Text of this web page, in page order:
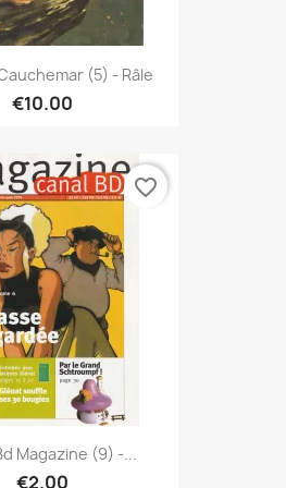
(5) - Râle
€10.00
Magazine (9) -...
€2.00
favorite_border